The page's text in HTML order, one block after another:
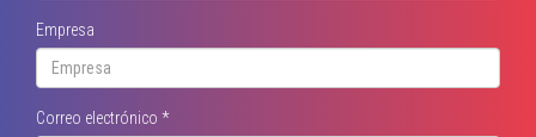
Empresa
Correo electrónico *